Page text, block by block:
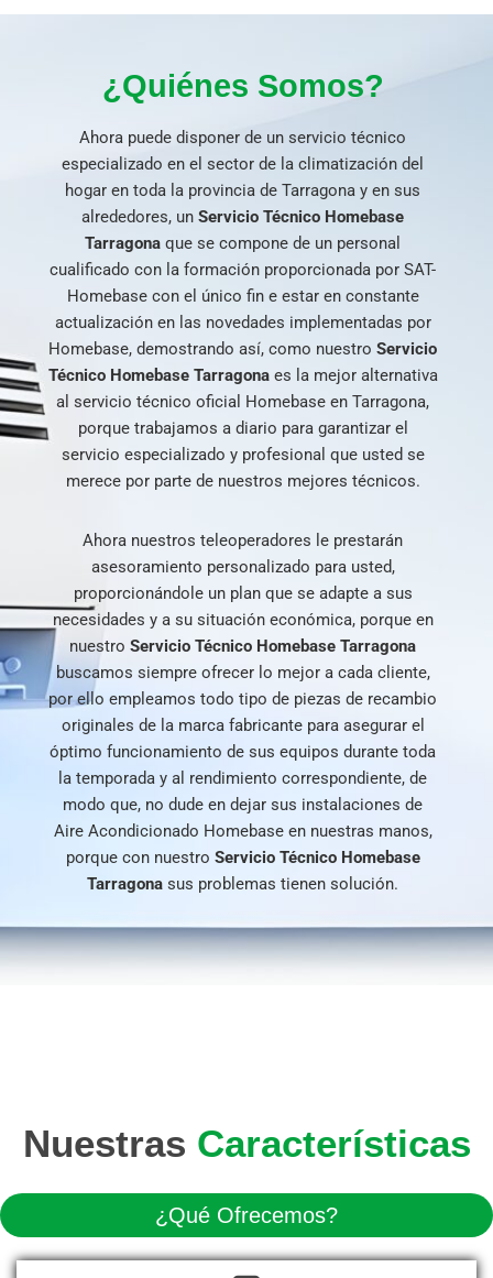
¿Quiénes Somos?
Ahora puede disponer de un servicio técnico
especializado en el sector de la climatización del
hogar en toda la provincia de Tarragona y en sus
alrededores, un Servicio Técnico Homebase
Tarragona que se compone de un personal
cualificado con la formación proporcionada por SAT-
Homebase con el único fin e estar en constante
actualización en las novedades implementadas por
Homebase, demostrando así, como nuestro Servicio
Técnico Homebase Tarragonaes la mejor alternativa
al servicio técnico oficial Homebase en Tarragona,
porque trabajamos a diario para garantizar el
servicio especializado y profesional que usted se
merece por parte de nuestros mejores técnicos.
Ahora nuestros teleoperadores le prestarán
asesoramiento personalizado para usted,
proporcionándole un plan que se adapte a sus
necesidades y a su situación económica, porque en
nuestro Servicio Técnico Homebase Tarragona
buscamos siempre ofrecer lo mejor a cada cliente,
por ello empleamos todo tipo de piezas de recambio
originales de la marca fabricante para asegurar el
óptimo funcionamiento de sus equipos durante toda
la temporada y al rendimiento correspondiente, de
modo que, no dude en dejar sus instalaciones de
Aire Acondicionado Homebase en nuestras manos,
porque con nuestro Servicio Técnico Homebase
Tarragona sus problemas tienen solución.
Nuestras Características
¿Qué Ofrecemos?